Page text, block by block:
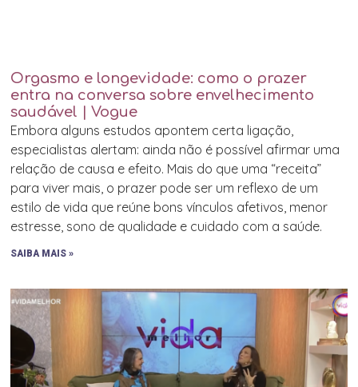
Orgasmo e longevidade: como o prazer
entra na conversa sobre envelhecimento
saudável | Vogue
Embora alguns estudos apontem certa ligação,
especialistas alertam: ainda não é possível afirmar uma
relação de causa e efeito. Mais do que uma “receita”
para viver mais, o prazer pode ser um reflexo de um
estilo de vida que reúne bons vínculos afetivos, menor
estresse, sono de qualidade e cuidado com a saúde.
SAIBA MAIS »